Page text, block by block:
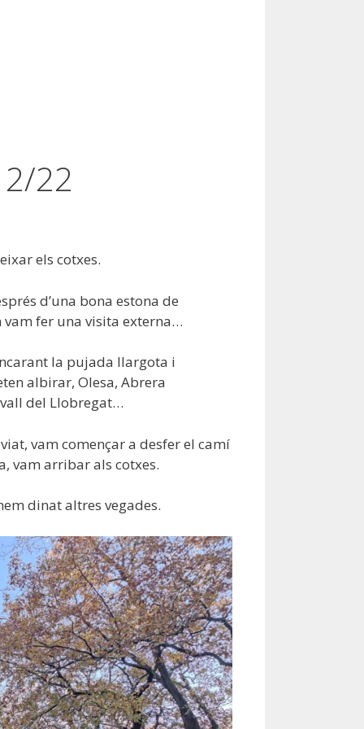
22
els cotxes.
d’una bona estona de
vam fer una visita externa…
la pujada llargota i
albirar, Olesa, Abrera
del Llobregat…
vam començar a desfer el camí
vam arribar als cotxes.
dinat altres vegades.